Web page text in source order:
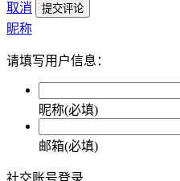
取消 提交评论
昵称
请填写用户信息：
昵称(必填)
邮箱(必填)
社交账号登录